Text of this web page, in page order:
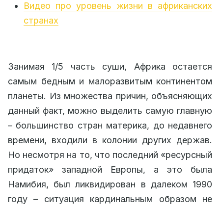
Видео про уровень жизни в африканских
странах
Занимая 1/5 часть суши, Африка остается
самым бедным и малоразвитым континентом
планеты. Из множества причин, объясняющих
данный факт, можно выделить самую главную
– большинство стран материка, до недавнего
времени, входили в колонии других держав.
Но несмотря на то, что последний «ресурсный
придаток» западной Европы, а это была
Намибия, был ликвидирован в далеком 1990
году – ситуация кардинальным образом не